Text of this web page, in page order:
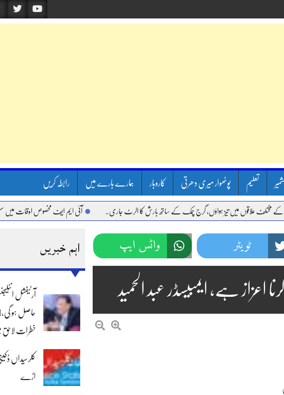
تعلیم پوٹھوار میری دھرتی کاروبار ہمارے بارے میں رابطہ کریں
علاقوں میں تیز ہواؤں، گرج چمک کے ساتھ بارش کا الرٹ جاری. آئی ایم ایف مخصوص اوقات میں سستی بجلی
اہم خبریں
آرٹیفشل
خطرات لاحق
اڑے
ٹویٹر واٹس ایپ
ہے، ایمبیسڈر عبد الحمید